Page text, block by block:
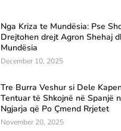
Nga Kriza te Mundësia: Pse
Drejtohen drejt Agron Shehaj
Mundësia
December 10, 2025
Tre Burra Veshur si Dele
Tentuar të Shkojnë në Spanjë
Ngjarja që Po Çmend Rrjetet
November 20, 2025